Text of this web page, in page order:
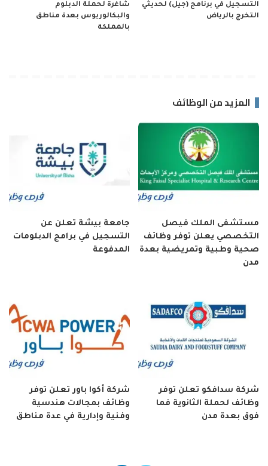
التسجيل في برنامج (جيل) لحديثي
التخرج بالرياض
شاغرة لحملة الدبلوم
والبكالوريوس بعدة مناطق
بالمملكة
المزيد من الوظائف
مستشفى الملك فيصل
التخصصي يعلن توفر وظائف
صحية وطبية وتمريضية بعدة
مدن
جامعة بيشة تعلن عن
التسجيل في برامج الدبلومات
المدفوعة
شركة سدافكو تعلن توفر
وظائف لحملة الثانوية فما
فوق بعدة مدن
شركة أكوا باور تعلن توفر
وظائف بمجالات هندسية
وفنية وإدارية في عدة مناطق